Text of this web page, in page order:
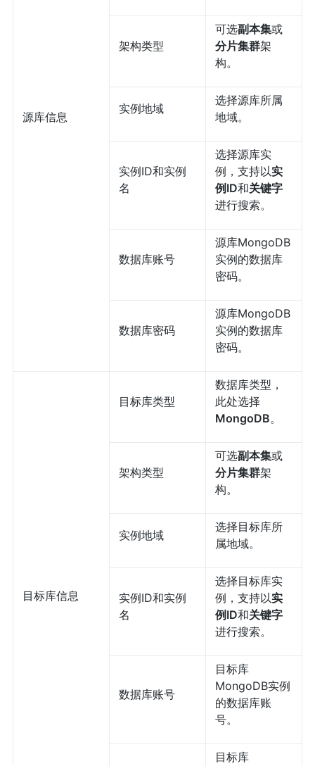
源库信息
架构类型
可选副本集或
分片集群架
构。
实例地域
选择源库所属
地域。
实例ID和实例
名
选择源库实
例，支持以实
例ID和关键字
进行搜索。
数据库账号
源库MongoDB
实例的数据库
密码。
数据库密码
源库MongoDB
实例的数据库
密码。
目标库信息
目标库类型
数据库类型，
此处选择
MongoDB。
架构类型
可选副本集或
分片集群架
构。
实例地域
选择目标库所
属地域。
实例ID和实例
名
选择目标库实
例，支持以实
例ID和关键字
进行搜索。
数据库账号
目标库
MongoDB实例
的数据库账
号。
目标库